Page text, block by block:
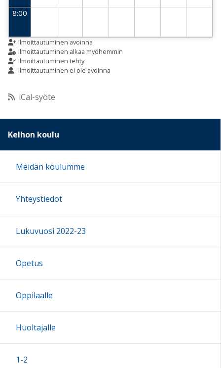
8:00
9:00
10:00
11:00
12:00
16:00
17:00
18:00
Ilmoittautuminen avoinna
Ilmoittautuminen alkaa myöhemmin
Ilmoittautuminen tehty
Ilmoittautuminen ei ole avoinna
iCal-syöte
Kelhon koulu
Meidän koulumme
Yhteystiedot
Lukuvuosi 2022-23
Opetus
Oppilaalle
Huoltajalle
1-2